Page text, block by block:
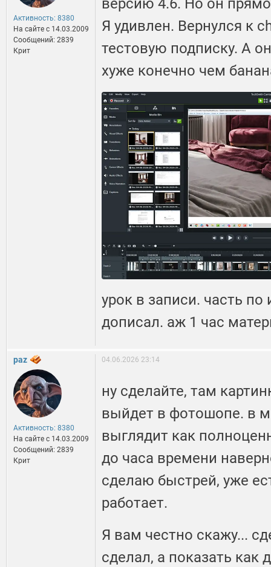
Активность: 8380
На сайте c 14.03.2009
Сообщений: 2839
Крит
версию 4.6. Но он
Я удивлен. Вернулся к
тестовую подписку. А
хуже конечно чем
урок в записи. часть по
дописал. аж 1 час
paz
Активность: 8380
На сайте c 14.03.2009
Сообщений: 2839
Крит
04.06.2026 23:14
ну сделайте, там
выйдет в фотошопе. в
выглядит как
до часа времени
сделаю быстрей, уже
работает.
Я вам честно скажу...
сделал, а показать как